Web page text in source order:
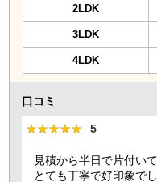
2LDK
3LDK
4LDK
口コミ
★★★★★
★★★★★ 5
見積から半日で片付い
とても丁寧で好印象で